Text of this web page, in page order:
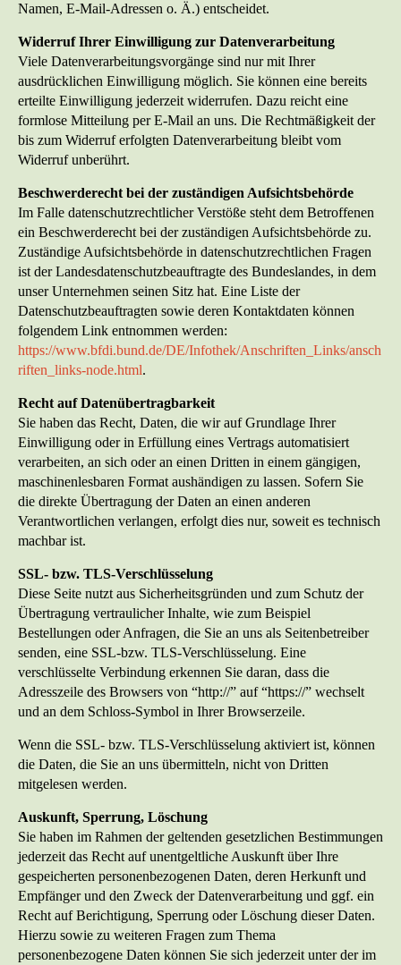
Namen, E-Mail-Adressen o. Ä.) entscheidet.
Widerruf Ihrer Einwilligung zur Datenverarbeitung
Viele Datenverarbeitungsvorgänge sind nur mit Ihrer
ausdrücklichen Einwilligung möglich. Sie können eine bereits
erteilte Einwilligung jederzeit widerrufen. Dazu reicht eine
formlose Mitteilung per E-Mail an uns. Die Rechtmäßigkeit der
bis zum Widerruf erfolgten Datenverarbeitung bleibt vom
Widerruf unberührt.
Beschwerderecht bei der zuständigen Aufsichtsbehörde
Im Falle datenschutzrechtlicher Verstöße steht dem Betroffenen
ein Beschwerderecht bei der zuständigen Aufsichtsbehörde zu.
Zuständige Aufsichtsbehörde in datenschutzrechtlichen Fragen
ist der Landesdatenschutzbeauftragte des Bundeslandes, in dem
unser Unternehmen seinen Sitz hat. Eine Liste der
Datenschutzbeauftragten sowie deren Kontaktdaten können
folgendem Link entnommen werden:
https://www.bfdi.bund.de/DE/Infothek/Anschriften_Links/ansch
riften_links-node.html.
Recht auf Datenübertragbarkeit
Sie haben das Recht, Daten, die wir auf Grundlage Ihrer
Einwilligung oder in Erfüllung eines Vertrags automatisiert
verarbeiten, an sich oder an einen Dritten in einem gängigen,
maschinenlesbaren Format aushändigen zu lassen. Sofern Sie
die direkte Übertragung der Daten an einen anderen
Verantwortlichen verlangen, erfolgt dies nur, soweit es technisch
machbar ist.
SSL- bzw. TLS-Verschlüsselung
Diese Seite nutzt aus Sicherheitsgründen und zum Schutz der
Übertragung vertraulicher Inhalte, wie zum Beispiel
Bestellungen oder Anfragen, die Sie an uns als Seitenbetreiber
senden, eine SSL-bzw. TLS-Verschlüsselung. Eine
verschlüsselte Verbindung erkennen Sie daran, dass die
Adresszeile des Browsers von “http://” auf “https://” wechselt
und an dem Schloss-Symbol in Ihrer Browserzeile.
Wenn die SSL- bzw. TLS-Verschlüsselung aktiviert ist, können
die Daten, die Sie an uns übermitteln, nicht von Dritten
mitgelesen werden.
Auskunft, Sperrung, Löschung
Sie haben im Rahmen der geltenden gesetzlichen Bestimmungen
jederzeit das Recht auf unentgeltliche Auskunft über Ihre
gespeicherten personenbezogenen Daten, deren Herkunft und
Empfänger und den Zweck der Datenverarbeitung und ggf. ein
Recht auf Berichtigung, Sperrung oder Löschung dieser Daten.
Hierzu sowie zu weiteren Fragen zum Thema
personenbezogene Daten können Sie sich jederzeit unter der im